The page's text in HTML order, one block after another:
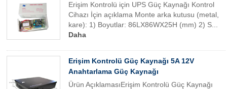
Erişim Kontrolü için UPS Güç Kaynağı Kontrol
Cihazı İçin açıklama Monte arka kutusu (metal,
kare): 1) Boyutlar: 86LX86WX25H (mm) 2) S...
Daha
Erişim Kontrolü Güç Kaynağı 5A 12V
Anahtarlama Güç Kaynağı
Ürün AçıklamasıErişim Kontrolü Güç Kaynağı